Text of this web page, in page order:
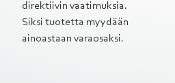
direktiivin vaatimuksia.
Siksi tuotetta myydään
ainoastaan varaosaksi.